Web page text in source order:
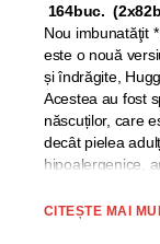
164buc.
Nou imbunatăţit
este o nouă
și îndrăgite,
Acestea au fost
născuților, care
decât pielea
hipoalergenice,
Mai mult decât
CITEȘTE MAI